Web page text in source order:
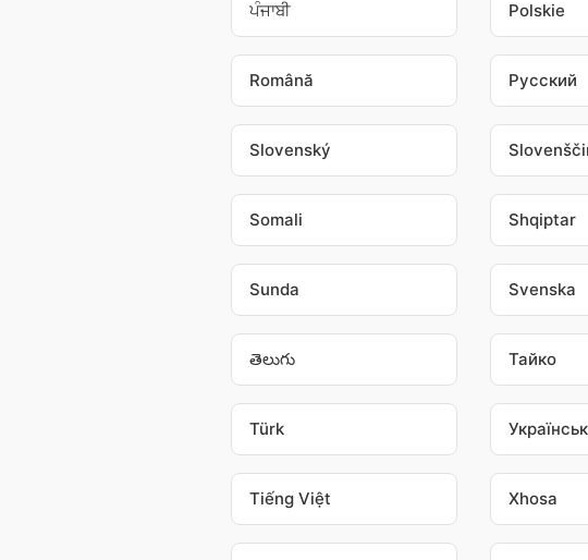
ਪੰਜਾਬੀ Polskie
Română Pусский
Slovenský
Somali Shqiptar
Sunda Svenska
తెలుగు Тайко
Türk
Tiếng Việt Xhosa